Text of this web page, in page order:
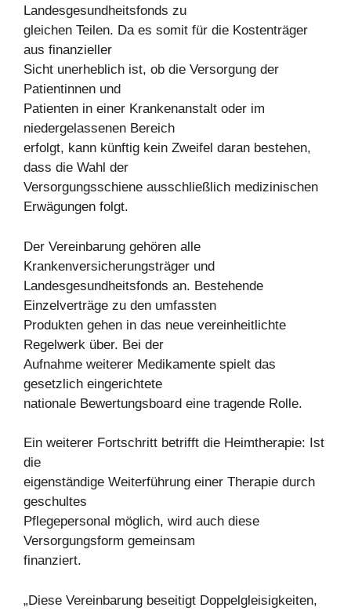
Landesgesundheitsfonds zu
gleichen Teilen. Da es somit für die Kostenträger
aus finanzieller
Sicht unerheblich ist, ob die Versorgung der
Patientinnen und
Patienten in einer Krankenanstalt oder im
niedergelassenen Bereich
erfolgt, kann künftig kein Zweifel daran bestehen,
dass die Wahl der
Versorgungsschiene ausschließlich medizinischen
Erwägungen folgt.
Der Vereinbarung gehören alle
Krankenversicherungsträger und
Landesgesundheitsfonds an. Bestehende
Einzelverträge zu den umfassten
Produkten gehen in das neue vereinheitlichte
Regelwerk über. Bei der
Aufnahme weiterer Medikamente spielt das
gesetzlich eingerichtete
nationale Bewertungsboard eine tragende Rolle.
Ein weiterer Fortschritt betrifft die Heimtherapie: Ist
die
eigenständige Weiterführung einer Therapie durch
geschultes
Pflegepersonal möglich, wird auch diese
Versorgungsform gemeinsam
finanziert.
„Diese Vereinbarung beseitigt Doppelgleisigkeiten,